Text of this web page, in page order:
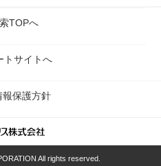
TOPへ
トサイトへ
報保護方針
All rights reserved.